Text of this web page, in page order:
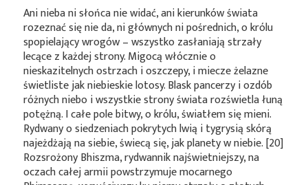
Ani nieba ni słońca nie widać, ani kierunków świata
rozeznać się nie da, ni głównych ni pośrednich, o królu
spopielający wrogów – wszystko zasłaniają strzały
lecące z każdej strony. Migocą włócznie o
nieskazitelnych ostrzach i oszczepy, i miecze żelazne
świetliste jak niebieskie lotosy. Blask pancerzy i ozdób
różnych niebo i wszystkie strony świata rozświetla łuną
potężną. I całe pole bitwy, o królu, światłem się mieni.
Rydwany o siedzeniach pokrytych lwią i tygrysią skórą
najeżdżają na siebie, świecą się, jak planety w niebie. [20]
Rozsrożony Bhiszma, rydwannik najświetniejszy, na
oczach całej armii powstrzymuje mocarnego